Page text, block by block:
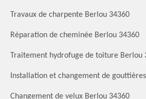
Travaux de charpente Berlou 34360
Réparation de cheminée Berlou 34360
Traitement hydrofuge de toiture Berlou
Installation et changement de
Changement de velux Berlou 34360